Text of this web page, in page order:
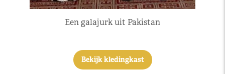
Een galajurk uit Pakistan
Bekijk kledingkast